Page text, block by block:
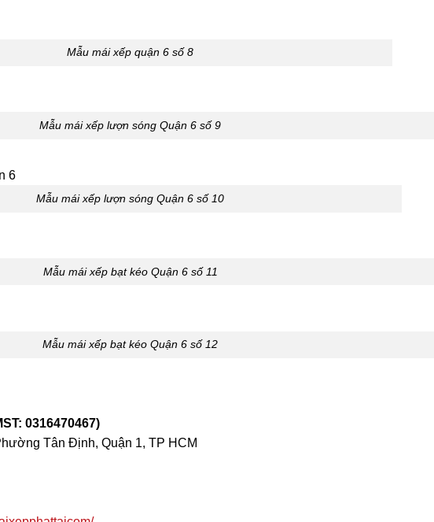
Mẫu mái xếp quận 6 số 8
Mẫu mái xếp lượn sóng Quận 6 số 9
Mẫu mái xếp lượn sóng Quận 6 số 10
Mẫu mái xếp bạt kéo Quận 6 số 11
Mẫu mái xếp bạt kéo Quận 6 số 12
0316470467)
Tân Định, Quận 1, TP HCM